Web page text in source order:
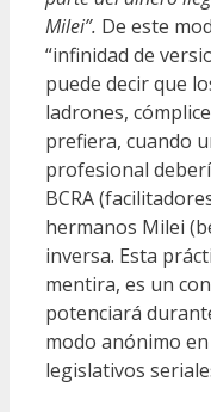
Milei”. De este
“infinidad de
puede decir que
ladrones,
prefiera, cuando
profesional
BCRA
hermanos Milei
inversa. Esta
mentira, es un
potenciará
modo anónimo
legislativos